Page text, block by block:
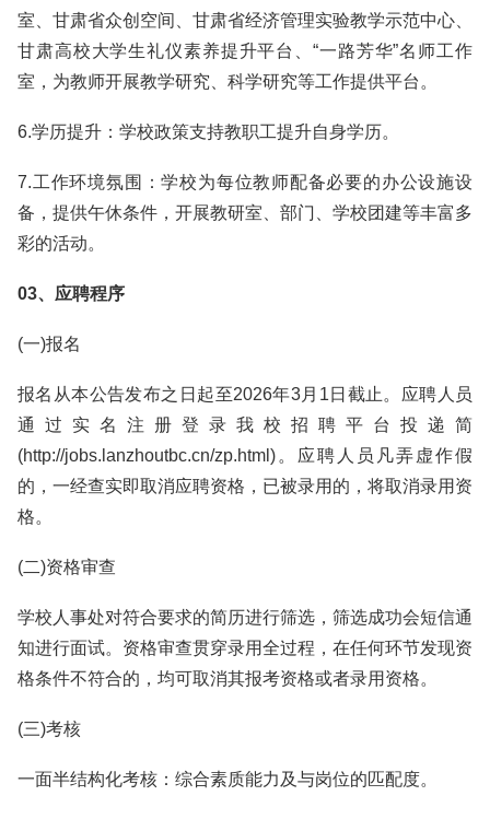
室、甘肃省众创空间、甘肃省经济管理实验教学示范中心、
甘肃高校大学生礼仪素养提升平台、“一路芳华”名师工作
室，为教师开展教学研究、科学研究等工作提供平台。
6.学历提升：学校政策支持教职工提升自身学历。
7.工作环境氛围：学校为每位教师配备必要的办公设施设
备，提供午休条件，开展教研室、部门、学校团建等丰富多
彩的活动。
03、应聘程序
(一)报名
报名从本公告发布之日起至2026年3月1日截止。应聘人员
通过实名注册登录我校招聘平台投递简
(http://jobs.lanzhoutbc.cn/zp.html)。应聘人员凡弄虚作假
的，一经查实即取消应聘资格，已被录用的，将取消录用资
格。
(二)资格审查
学校人事处对符合要求的简历进行筛选，筛选成功会短信通
知进行面试。资格审查贯穿录用全过程，在任何环节发现资
格条件不符合的，均可取消其报考资格或者录用资格。
(三)考核
一面半结构化考核：综合素质能力及与岗位的匹配度。